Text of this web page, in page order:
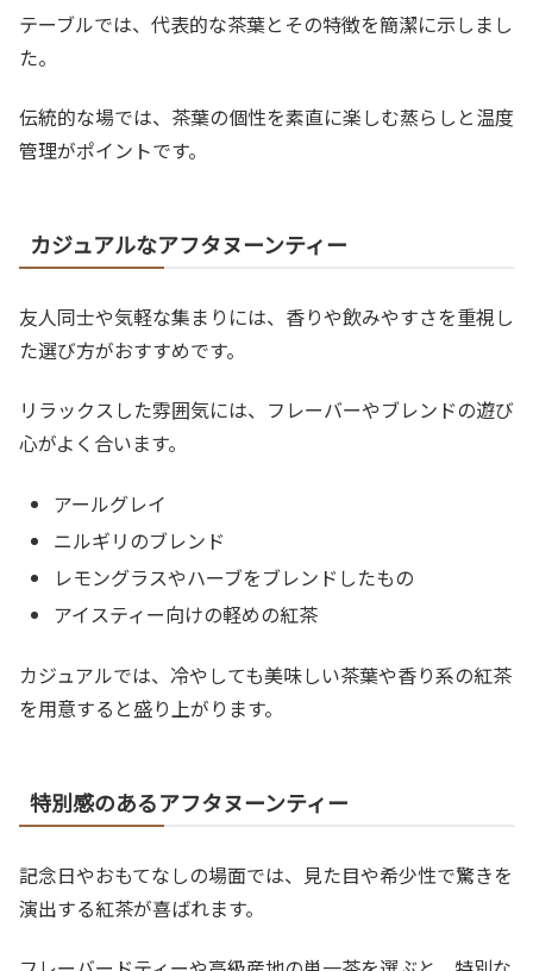
テーブルでは、代表的な茶葉とその特徴を簡潔に示しまし
た。
伝統的な場では、茶葉の個性を素直に楽しむ蒸らしと温度
管理がポイントです。
カジュアルなアフタヌーンティー
友人同士や気軽な集まりには、香りや飲みやすさを重視し
た選び方がおすすめです。
リラックスした雰囲気には、フレーバーやブレンドの遊び
心がよく合います。
アールグレイ
ニルギリのブレンド
レモングラスやハーブをブレンドしたもの
アイスティー向けの軽めの紅茶
カジュアルでは、冷やしても美味しい茶葉や香り系の紅茶
を用意すると盛り上がります。
特別感のあるアフタヌーンティー
記念日やおもてなしの場面では、見た目や希少性で驚きを
演出する紅茶が喜ばれます。